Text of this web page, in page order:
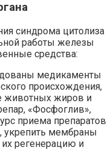
синдрома цитолиза
работы железы
средства:
медикаменты
происхождения,
животных жиров и
«Фосфоглив»,
приема препаратов
укрепить мембраны
их регенерацию и